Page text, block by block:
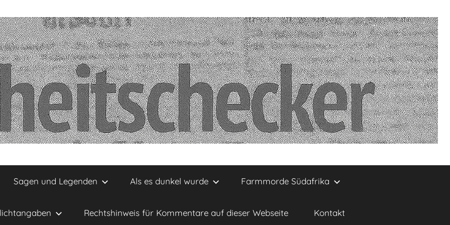
Sagen und Legenden Als es dunkel wurde Farmmorde Südafrika
Rechtshinweis für Kommentare auf dieser Webseite Kontakt